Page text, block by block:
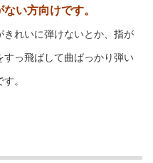
い方向けです。
れいに弾けないとか、指が
っ飛ばして曲ばっかり弾い
。